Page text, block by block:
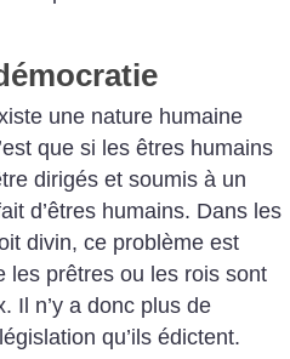
une nature humaine
que si les êtres humains
dirigés et soumis à un
d’êtres humains. Dans les
divin, ce problème est
les prêtres ou les rois sont
Il n’y a donc plus de
qu’ils édictent.